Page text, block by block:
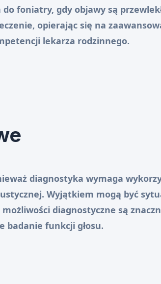
foniatry, gdy objawy są
opierając się na
lekarza rodzinnego.
diagnostyka wymaga
Wyjątkiem mogą być
diagnostyczne są
badanie funkcji głosu.